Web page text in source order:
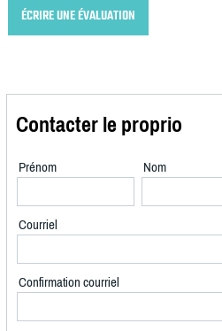
ÉCRIRE UNE ÉVALUATION
Contacter le proprio
Prénom Nom
Courriel
Confirmation courriel